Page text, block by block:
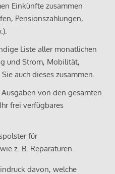
Einkünfte zusammen
Pensionszahlungen,
Liste aller monatlichen
und Strom, Mobilität,
auch dieses zusammen.
von den gesamten
frei verfügbares
für
z. B. Reparaturen.
davon, welche